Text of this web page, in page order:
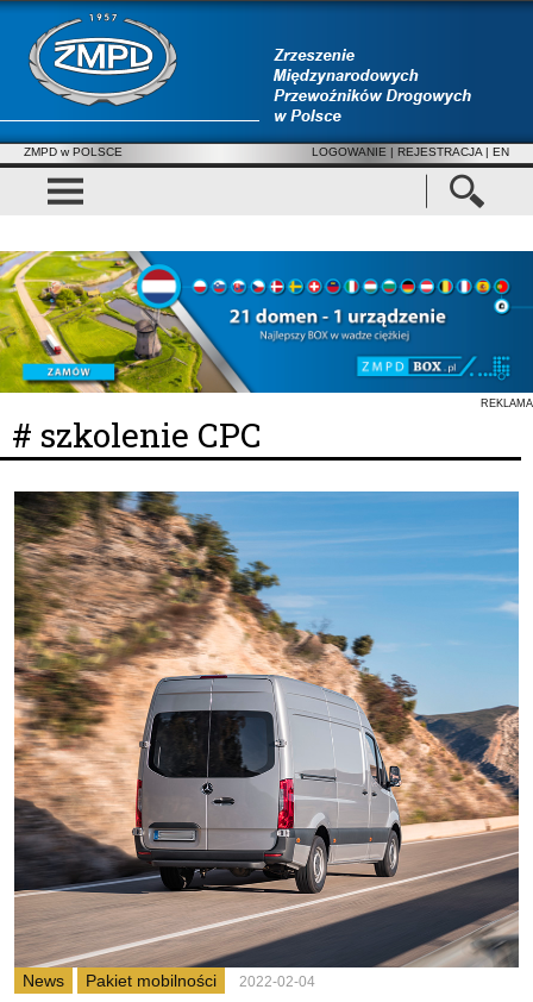
ZMPD w POLSCE LOGOWANIE | REJESTRACJA | EN
REKLAMA
# szkolenie CPC
News Pakiet mobilności 2022-02-04